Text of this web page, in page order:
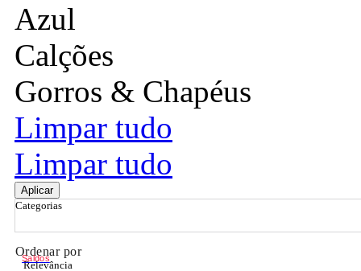
Azul
Calções
Gorros & Chapéus
Limpar tudo
Limpar tudo
Aplicar
Categorias
Ordenar por
Relevância
Saldos